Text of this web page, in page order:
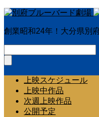
創業昭和24年！大分県別
上映スケジュール
上映中作品
次週上映作品
公開予定